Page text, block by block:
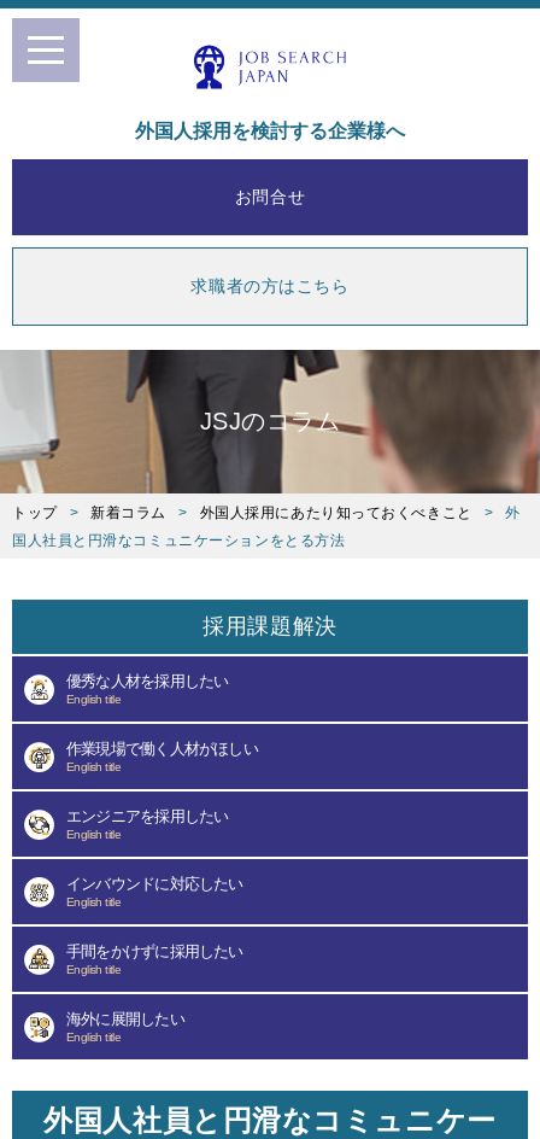
外国人採用を検討する企業様へ
お問合せ
求職者の方はこちら
JSJのコラム
トップ 新着コラム 外国人採用にあたり知っておくべきこと
外
国人社員と円滑なコミュニケーションをとる方法
toggle
navigation
採用課題解決
優秀な人材を採用したい
English title
作業現場で働く人材がほしい
English title
エンジニアを採用したい
English title
インバウンドに対応したい
English title
手間をかけずに採用したい
English title
海外に展開したい
English title
外国人社員と円滑なコミュニケー